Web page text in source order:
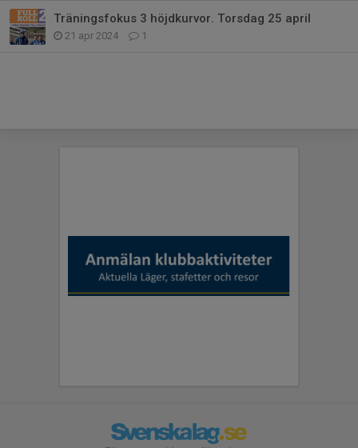
Träningsfokus 3 höjdkurvor. Torsdag 25 april
21 apr 2024 1